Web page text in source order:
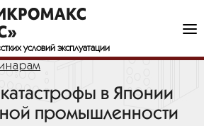
условий эксплуатации
в Японии
промышленности